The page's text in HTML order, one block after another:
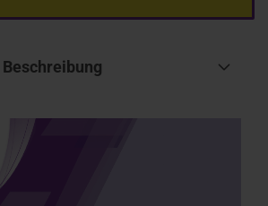
Beschreibung